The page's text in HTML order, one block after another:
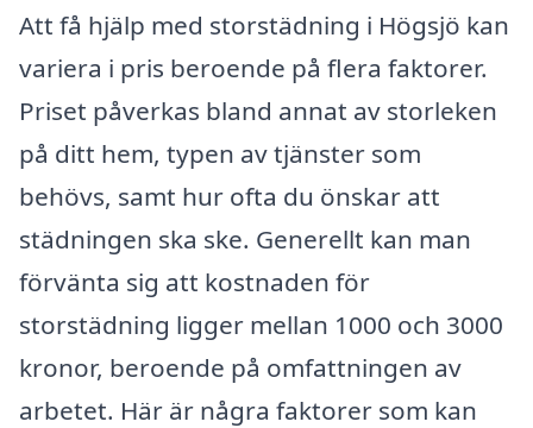
Att få hjälp med storstädning i Högsjö kan
variera i pris beroende på flera faktorer.
Priset påverkas bland annat av storleken
på ditt hem, typen av tjänster som
behövs, samt hur ofta du önskar att
städningen ska ske. Generellt kan man
förvänta sig att kostnaden för
storstädning ligger mellan 1000 och 3000
kronor, beroende på omfattningen av
arbetet. Här är några faktorer som kan